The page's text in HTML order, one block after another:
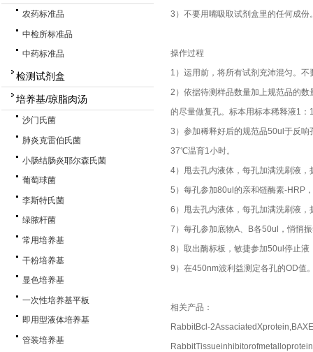
农药标准品
中检所标准品
中药标准品
检测试剂盒
培养基/琼脂肉汤
沙门氏菌
肺炎克雷伯氏菌
小肠结肠炎耶尔森氏菌
葡萄球菌
李斯特氏菌
绿脓杆菌
常用培养基
干粉培养基
显色培养基
一次性培养基平板
即用型液体培养基
管装培养基
3）不要用嘴吸取试剂盒里的任何成份
操作过程
1）运用前，将所有试剂充沛混匀。
2）依据待测样品数量加上规范品的
的尽量做复孔。标本用标本稀释液1
3）参加稀释好后的规范品50ul于反
37℃温育1小时。
4）甩去孔内液体，每孔加满洗刷液
5）每孔参加80ul的亲和链酶素-HRP
6）甩去孔内液体，每孔加满洗刷液
7）每孔参加底物A、B各50ul，悄悄
8）取出酶标板，敏捷参加50ul停止
9）在450nm波利益测定各孔的OD值
相关产品：
RabbitBcl-